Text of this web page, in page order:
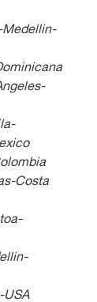
Medellin-
Costa